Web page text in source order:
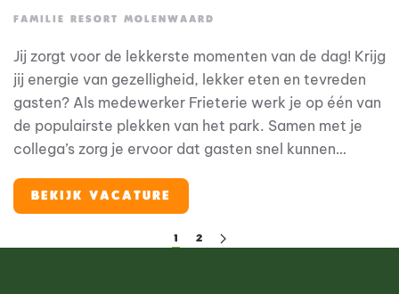
FAMILIE RESORT MOLENWAARD
Jij zorgt voor de lekkerste momenten van de dag! Krijg
jij energie van gezelligheid, lekker eten en tevreden
gasten? Als medewerker Frieterie werk je op één van
de populairste plekken van het park. Samen met je
collega’s zorg je ervoor dat gasten snel kunnen
ijsjes. Bij Familie Resort Molenwaard draait alles om
beleving voor gezinnen met jonge kinderen. En jij? Jij
maakt die beleving compleet met lekker eten, een
BEKIJK VACATURE
1 2